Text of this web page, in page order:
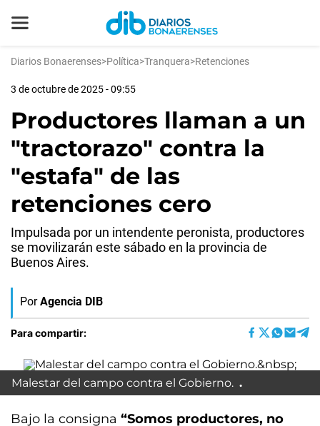
Diarios Bonaerenses>Política>Tranquera>Retenciones
3 de octubre de 2025 - 09:55
Productores llaman a un
"tractorazo" contra la
"estafa" de las
retenciones cero
Impulsada por un intendente peronista, productores
se movilizarán este sábado en la provincia de
Buenos Aires.
Por Agencia DIB
Para compartir:
Malestar del campo contra el Gobierno.
Bajo la consigna “Somos productores, no